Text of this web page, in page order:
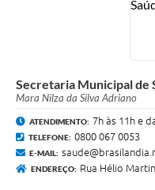
Secretaria Municipal de
Mara Nilza da Silva Adriano
ATENDIMENTO: 7h às 11h e
TELEFONE: 0800 067 0053
E-MAIL:
ENDEREÇO: Rua Hélio